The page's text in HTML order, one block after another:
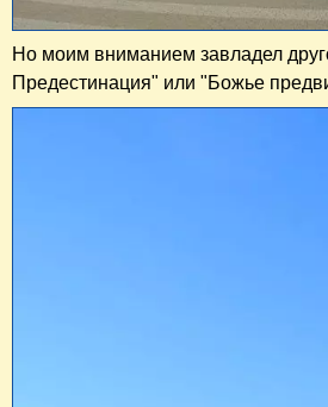
Но моим вниманием завладел
Предестинация" или "Божье